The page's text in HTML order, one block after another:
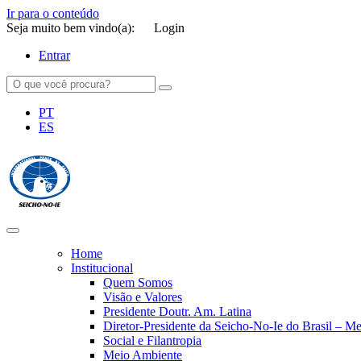
Ir para o conteúdo
Seja muito bem vindo(a):
Login
Entrar
PT
ES
Home
Institucional
Quem Somos
Visão e Valores
Presidente Doutr. Am. Latina
Diretor-Presidente da Seicho-No-Ie do Brasil –
Social e Filantropia
Meio Ambiente